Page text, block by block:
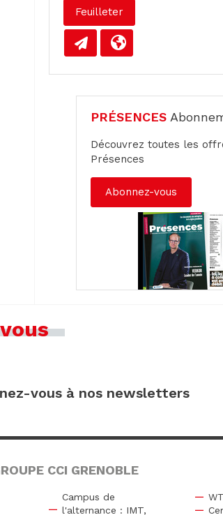
Feuilleter
PRÉSENCES
Découvrez toutes les
Présences
Abonnez-vous
vous à nos newsletters
CCI GRENOBLE
Campus de
l'alternance : IMT,